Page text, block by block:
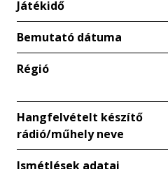
Játékidő
Bemutató dátuma
Régió
Hangfelvételt készítő
rádió/műhely neve
Ismétlések adatai